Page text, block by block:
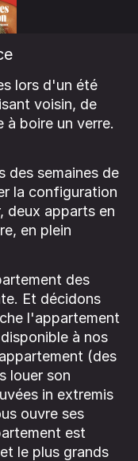
lors d'un été
voisin, de
boire un verre.
des semaines de
la configuration
deux apparts en
en plein
des
Et décidons
l'appartement
à nos
(des
louer son
in extremis
ouvre ses
est
le plus grands